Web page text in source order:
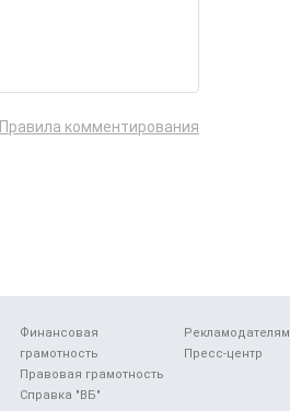
Правила комментирования
Финансовая
грамотность
Правовая грамотность
Справка "ВБ"
Рекламодателям
Пресс-центр